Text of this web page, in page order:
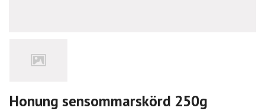
Honung sensommarskörd 250g